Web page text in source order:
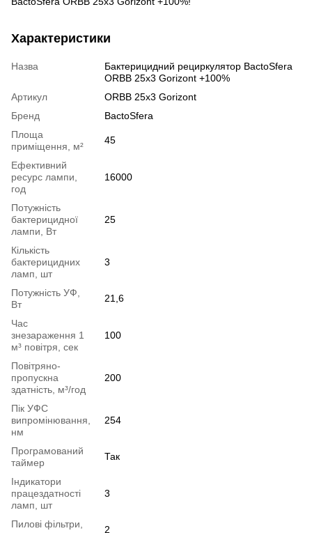
Характеристики
Назва
Бактерицидний рециркулятор BactoSfera
ORBB 25х3 Gorizont +100%
Артикул
ORBB 25х3 Gorizont
Бренд
BactoSfera
Площа
приміщення, м²
45
Ефективний
ресурс лампи,
год
16000
Потужність
бактерицидної
лампи, Вт
25
Кількість
бактерицидних
ламп, шт
3
Потужність УФ,
Вт
21,6
Час
знезараження 1
м³ повітря, сек
100
Повітряно-
пропускна
здатність, м³/год
200
Пік УФС
випромінювання,
нм
254
Програмований
таймер
Так
Індикатори
працездатності
ламп, шт
3
Пилові фільтри,
2